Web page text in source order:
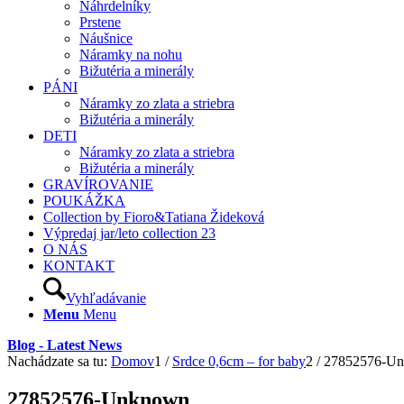
Náhrdelníky
Prstene
Náušnice
Náramky na nohu
Bižutéria a minerály
PÁNI
Náramky zo zlata a striebra
Bižutéria a minerály
DETI
Náramky zo zlata a striebra
Bižutéria a minerály
GRAVÍROVANIE
POUKÁŽKA
Collection by Fioro&Tatiana Žideková
Výpredaj jar/leto collection 23
O NÁS
KONTAKT
Vyhľadávanie
Menu Menu
Blog - Latest News
Nachádzate sa tu: Domov1 / Srdce 0,6cm – for baby2 / 27852576-